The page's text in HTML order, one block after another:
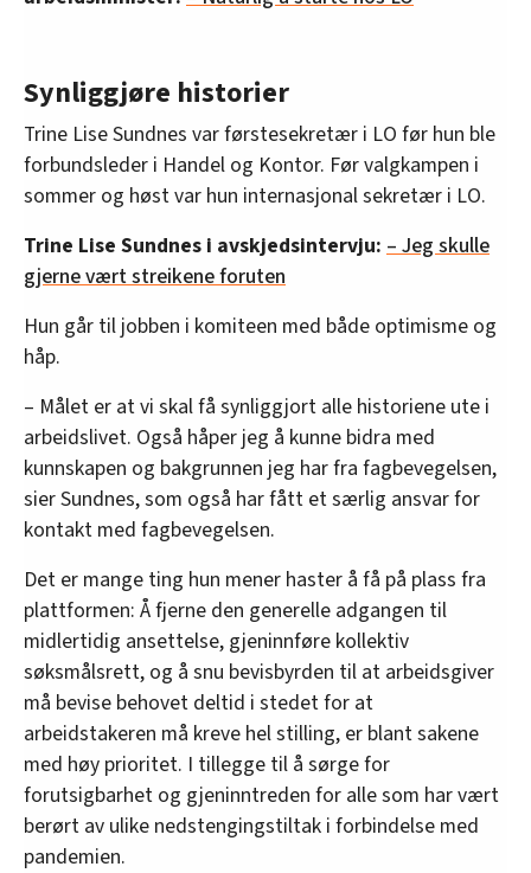
Synliggjøre historier
Trine Lise Sundnes var førstesekretær i LO før hun ble
forbundsleder i Handel og Kontor. Før valgkampen i
sommer og høst var hun internasjonal sekretær i LO.
Trine Lise Sundnes i avskjedsintervju: – Jeg skulle
gjerne vært streikene foruten
Hun går til jobben i komiteen med både optimisme og
håp.
– Målet er at vi skal få synliggjort alle historiene ute i
arbeidslivet. Også håper jeg å kunne bidra med
kunnskapen og bakgrunnen jeg har fra fagbevegelsen,
sier Sundnes, som også har fått et særlig ansvar for
kontakt med fagbevegelsen.
Det er mange ting hun mener haster å få på plass fra
plattformen: Å fjerne den generelle adgangen til
midlertidig ansettelse, gjeninnføre kollektiv
søksmålsrett, og å snu bevisbyrden til at arbeidsgiver
må bevise behovet deltid i stedet for at
arbeidstakeren må kreve hel stilling, er blant sakene
med høy prioritet. I tillegge til å sørge for
forutsigbarhet og gjeninntreden for alle som har vært
berørt av ulike nedstengingstiltak i forbindelse med
pandemien.